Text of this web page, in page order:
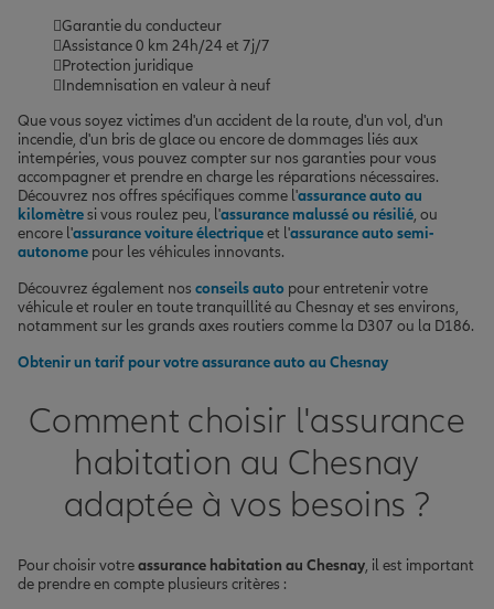
Garantie du conducteur
Assistance 0 km 24h/24 et 7j/7
Protection juridique
Indemnisation en valeur à neuf
Que vous soyez victimes d'un accident de la route, d'un vol, d'un
incendie, d'un bris de glace ou encore de dommages liés aux
intempéries, vous pouvez compter sur nos garanties pour vous
accompagner et prendre en charge les réparations nécessaires.
Découvrez nos offres spécifiques comme l'assurance auto au
kilomètresi vous roulez peu, l'assurance malussé ou résilié, ou
encore l'assurance voiture électriqueet l'assurance auto semi-
autonome pour les véhicules innovants.
Découvrez également nos conseils auto pour entretenir votre
véhicule et rouler en toute tranquillité au Chesnay et ses environs,
notamment sur les grands axes routiers comme la D307 ou la D186.
Obtenir un tarif pour votre assurance auto au Chesnay
Comment choisir l'assurance
habitation au Chesnay
adaptée à vos besoins ?
Pour choisir votreassurance habitation au Chesnay, il est important
de prendre en compte plusieurs critères :